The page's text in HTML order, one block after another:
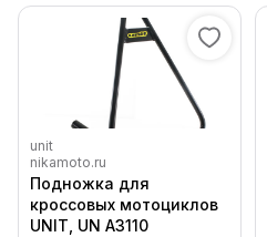
unit
nikamoto.ru
Подножка для
кроссовых мотоциклов
UNIT, UN A3110